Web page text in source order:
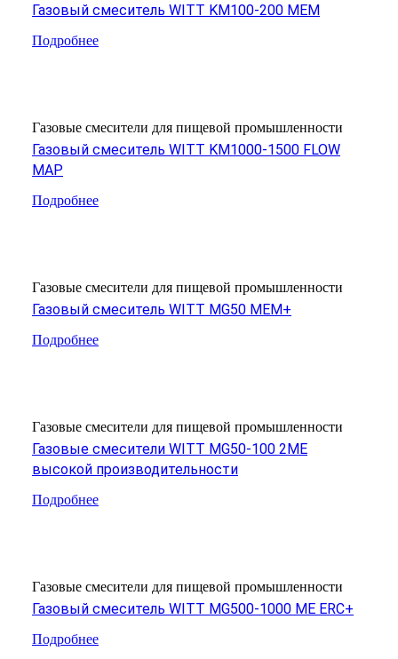
Газовый смеситель WITT KM100-200 MEM
Подробнее
Газовые смесители для пищевой промышленности
Газовый смеситель WITT KM1000-1500 FLOW
MAP
Подробнее
Газовые смесители для пищевой промышленности
Газовый смеситель WITT MG50 MEM+
Подробнее
Газовые смесители для пищевой промышленности
Газовые смесители WITT MG50-100 2ME
высокой производительности
Подробнее
Газовые смесители для пищевой промышленности
Газовый смеситель WITT MG500-1000 ME ERC+
Подробнее